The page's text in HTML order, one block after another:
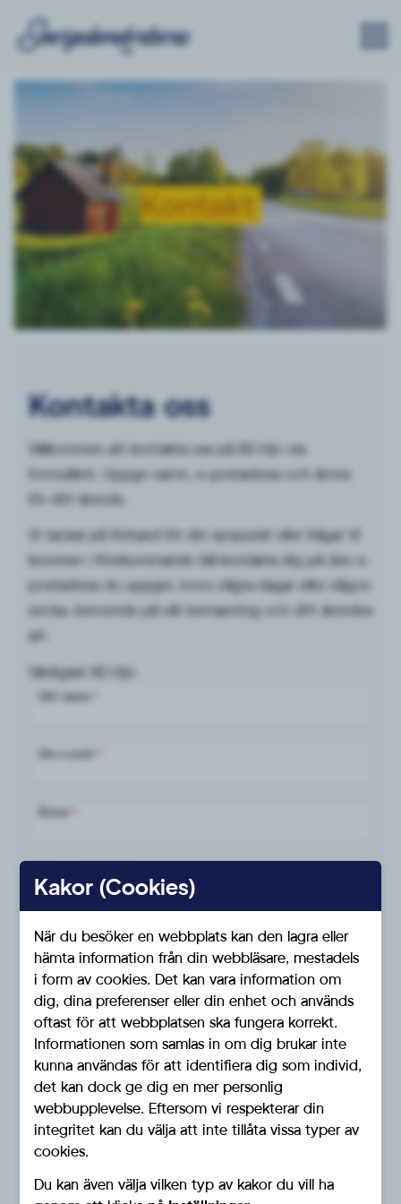
Kontakt
Kontakta oss
Välkommen att kontakta oss på SD Hjo via
formuläret. Uppge namn, e-postadress och ämne
för ditt ärende.
Vi tackar på förhand för din synpunkt eller fråga! Vi
kommer i förekommande fall kontakta dig på den e-
postadress du uppger, inom några dagar eller någon
vecka, beroende på vår bemanning och ditt ärendes
art.
Vänligast SD Hjo
Ditt namn
Ämne
*
Jag samtycker till Sverigedemokraternas hantering av
mina personuppgifter.
Såhär hanterar vi personuppgifter
Kakor (Cookies)
När du besöker en webbplats kan den lagra eller
hämta information från din webbläsare, mestadels
i form av cookies. Det kan vara information om
dig, dina preferenser eller din enhet och används
oftast för att webbplatsen ska fungera korrekt.
Informationen som samlas in om dig brukar inte
kunna användas för att identifiera dig som individ,
det kan dock ge dig en mer personlig
webbupplevelse. Eftersom vi respekterar din
integritet kan du välja att inte tillåta vissa typer av
cookies.
Du kan även välja vilken typ av kakor du vill ha